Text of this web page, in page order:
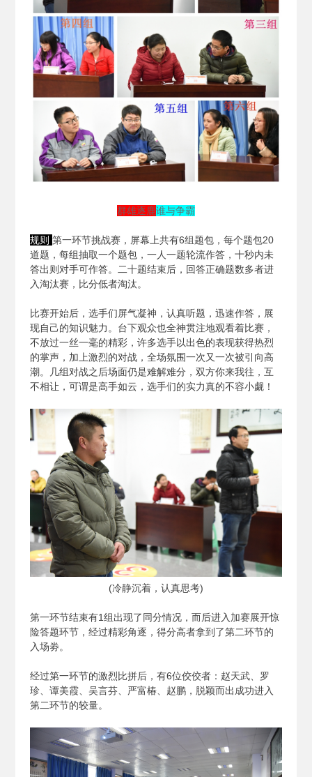
群雄逐鹿谁与争霸
规则 第一环节挑战赛，屏幕上共有6组题包，每个题包20
道题，每组抽取一个题包，一人一题轮流作答，十秒内未
答出则对手可作答。二十题结束后，回答正确题数多者进
入淘汰赛，比分低者淘汰。
比赛开始后，选手们屏气凝神，认真听题，迅速作答，展
现自己的知识魅力。台下观众也全神贯注地观看着比赛，
不放过一丝一毫的精彩，许多选手以出色的表现获得热烈
的掌声，加上激烈的对战，全场氛围一次又一次被引向高
潮。几组对战之后场面仍是难解难分，双方你来我往，互
不相让，可谓是高手如云，选手们的实力真的不容小觑！
(冷静沉着，认真思考)
第一环节结束有1组出现了同分情况，而后进入加赛展开惊
险答题环节，经过精彩角逐，得分高者拿到了第二环节的
入场劵。
经过第一环节的激烈比拼后，有6位佼佼者：赵天武、罗
珍、谭美霞、吴言芬、严富椿、赵鹏，脱颖而出成功进入
第二环节的较量。